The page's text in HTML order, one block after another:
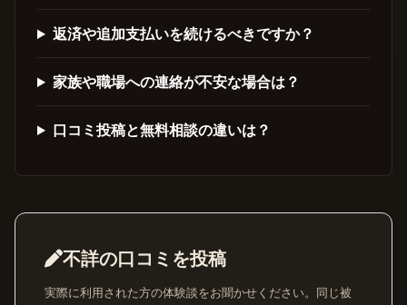
返済や追加支払いを続けるべきですか？
家族や職場への連絡が不安な場合は？
口コミ投稿と無料相談の違いは？
不詳の口コミを投稿
実際に利用された方の体験談をお聞かせください。同じ被